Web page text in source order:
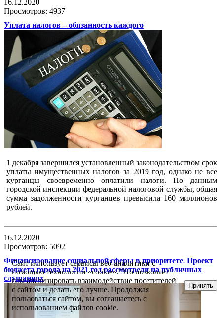
16.12.2020
Просмотров: 4937
Уплата налогов – обязанность каждого
1 декабря завершился установленный законодательством срок
уплаты имущественных налогов за 2019 год, однако не все
курганцы своевременно оплатили налоги. По данным
городской инспекции федеральной налоговой службы, общая
сумма задолженности курганцев превысила 160 миллионов
рублей.
16.12.2020
Просмотров: 5092
Финансирование социальной сферы в приоритете. Проект
бюджета города на 2021 год рассмотрели на публичных
слушаниях
Сайт использует сервисы веб-аналитики с
помощью технологии «cookie». Это позволяет
нам анализировать взаимодействие посетителей
с сайтом и делать его лучше. Продолжая
пользоваться сайтом, вы соглашаетесь с
использованием файлов cookie.
Принять